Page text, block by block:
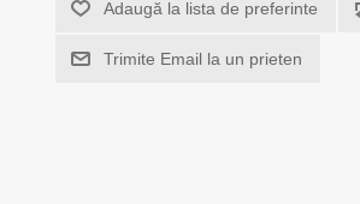
Adaugă la lista de preferinte
Trimite Email la un prieten